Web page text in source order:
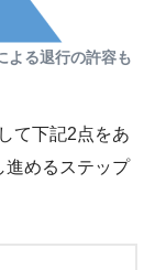
よる退行の許容も
て下記2点をあ
進めるステップ